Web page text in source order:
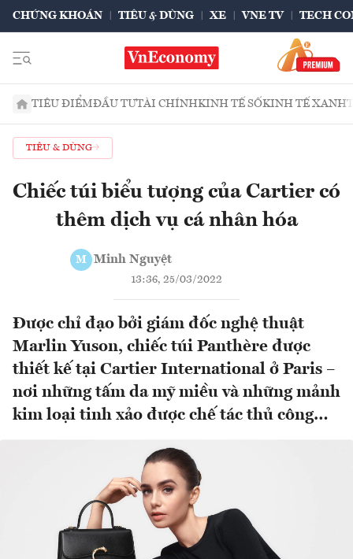
CHỨNG KHOÁN TIÊU & DÙNG XE VNE TV TECH
TIÊU ĐIỂMĐẦU TƯTÀI CHÍNHKINH TẾ SỐKINH TẾ XANH
TIÊU & DÙNG
Chiếc túi biểu tượng của Cartier có
thêm dịch vụ cá nhân hóa
M Minh Nguyệt
13:36, 25/03/2022
Được chỉ đạo bởi giám đốc nghệ thuật
Marlin Yuson, chiếc túi Panthère được
thiết kế tại Cartier International ở Paris –
nơi những tấm da mỹ miều và những mảnh
kim loại tinh xảo được chế tác thủ công…